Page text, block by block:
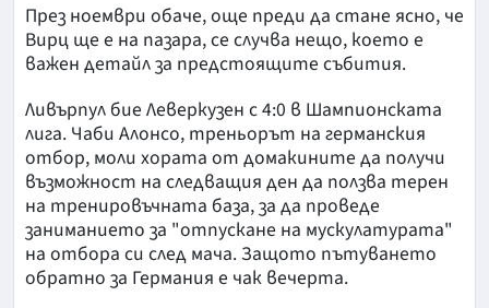
През ноември обаче, още преди да стане ясно, че
Вирц ще е на пазара, се случва нещо, което е
важен детайл за предстоящите събития.
Ливърпул бие Леверкузен с 4:0 в Шампионската
лига. Чаби Алонсо, треньорът на германския
отбор, моли хората от домакините да получи
възможност на следващия ден да ползва терен
на тренировъчната база, за да проведе
заниманието за "отпускане на мускулатурата"
на отбора си след мача. Защото пътуването
обратно за Германия е чак вечерта.